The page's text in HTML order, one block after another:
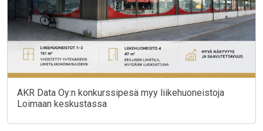
AKR Data Oy:n konkurssipesä myy liikehuoneistoja
Loimaan keskustassa